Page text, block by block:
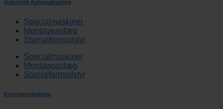
Industriel Automatisering
Specialmaskiner
Montageanlæg
Stanseformudstyr
Specialmaskiner
Montageanlæg
Stanseformudstyr
Konceptudvikling